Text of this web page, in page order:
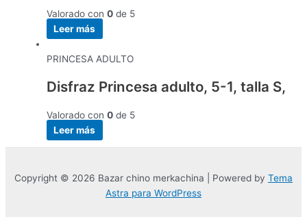
Valorado con 0 de 5
Leer más
PRINCESA ADULTO
Disfraz Princesa adulto, 5-1, talla S,
Valorado con 0 de 5
Leer más
Copyright © 2026 Bazar chino merkachina | Powered by Tema
Astra para WordPress